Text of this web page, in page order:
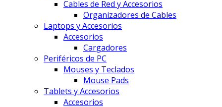
Cables de Red y Accesorios
Organizadores de Cables
Laptops y Accesorios
Accesorios
Cargadores
Periféricos de PC
Mouses y Teclados
Mouse Pads
Tablets y Accesorios
Accesorios